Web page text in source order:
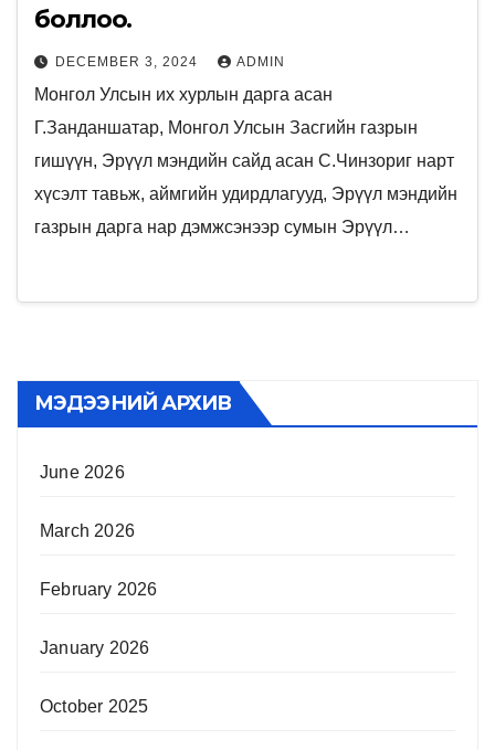
боллоо.
DECEMBER 3, 2024 ADMIN
Монгол Улсын их хурлын дарга асан
Г.Занданшатар, Монгол Улсын Засгийн газрын
гишүүн, Эрүүл мэндийн сайд асан С.Чинзориг нарт
хүсэлт тавьж, аймгийн удирдлагууд, Эрүүл мэндийн
газрын дарга нар дэмжсэнээр сумын Эрүүл…
МЭДЭЭНИЙ АРХИВ
June 2026
March 2026
February 2026
January 2026
October 2025